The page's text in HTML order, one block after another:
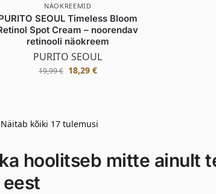
NÄOKREEMID
SEOUL Timeless Bloom
Spot Cream – noorendav
retinooli näokreem
PURITO SEOUL
19,99€ 18,29 €
Näitab kõiki 17 tulemusi
hoolitseb mitte ainult